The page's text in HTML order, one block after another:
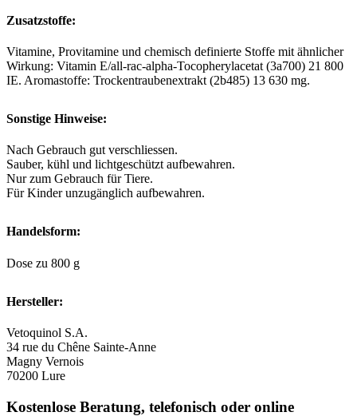
Zusatzstoffe:
Vitamine, Provitamine und chemisch definierte Stoffe mit ähnlicher
Wirkung: Vitamin E/all-rac-alpha-Tocopherylacetat (3a700) 21 800
IE. Aromastoffe: Trockentraubenextrakt (2b485) 13 630 mg.
Sonstige Hinweise:
Nach Gebrauch gut verschliessen.
Sauber, kühl und lichtgeschützt aufbewahren.
Nur zum Gebrauch für Tiere.
Für Kinder unzugänglich aufbewahren.
Handelsform:
Dose zu 800 g
Hersteller:
Vetoquinol S.A.
34 rue du Chêne Sainte-Anne
Magny Vernois
70200 Lure
Kostenlose Beratung, telefonisch oder online